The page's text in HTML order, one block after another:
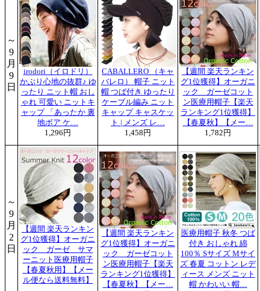
～
9
月
9
日
irodori（イロドリ）
かぶり心地の抜群♪ ゆ
ったり ニット帽 おし
ゃれ 可愛い ニットキ
ャップ 「あったか 裏
地ボア ケ…
1,296円
CABALLERO （キャ
バレロ） 帽子 ニット
帽 つば付き ゆったり
ケーブル編み ニット
キャップ キャスケッ
ト | メンズ レ…
1,458円
【週間 楽天ランキン
グ1位獲得】オーガニ
ック ガーゼコット
ン医療用帽子【楽天
ランキング1位獲得】
【春夏秋】【メー…
1,782円
～
9
月
2
日
【週間 楽天ランキン
グ1位獲得】オーガニ
ック ガーゼ サマ
ーニット医療用帽子
【春夏秋用】【メー
ル便なら送料無料】
【週間 楽天ランキン
グ1位獲得】オーガニ
ック ガーゼコット
ン医療用帽子【楽天
ランキング1位獲得】
【春夏秋】【メー…
医療用帽子 秋冬 つば
付き おしゃれ 綿
100％ Sサイズ Mサイ
ズ 春夏 コットン レデ
ィース メンズ ニット
帽 かわいい 帽…